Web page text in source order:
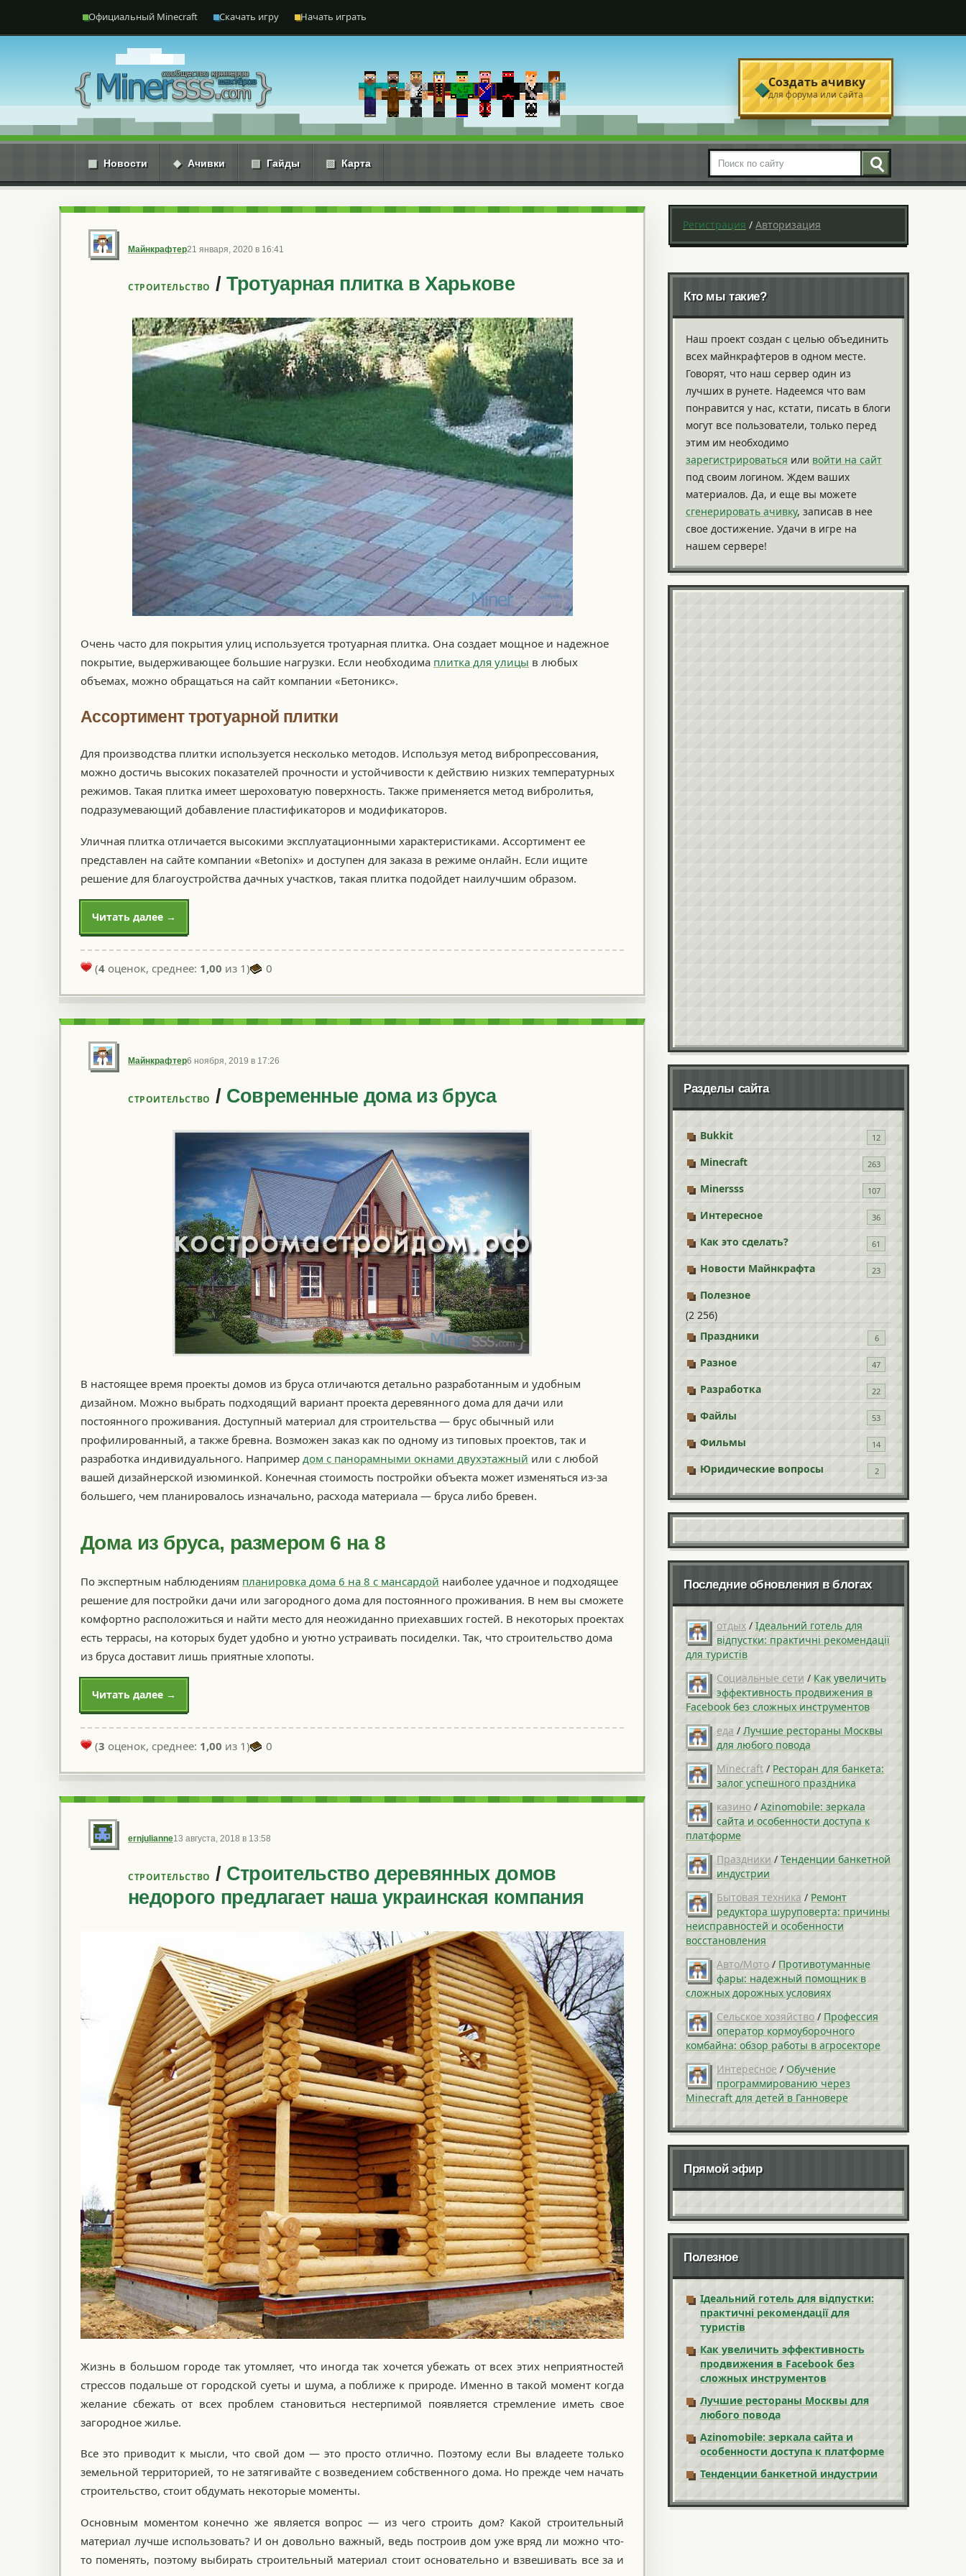
Официальный Minecraft Скачать игру Начать играть
◆Создать ачивку
для форума или сайта
▦ Новости ◆ Ачивки ▤ Гайды ▧ Карта Поиск по сайту
Майнкрафтер21 января, 2020 в 16:41
CТРОИТЕЛЬСТВО / Тротуарная плитка в Харькове
Очень часто для покрытия улиц используется тротуарная плитка. Она создает мощное и надежное
покрытие, выдерживающее большие нагрузки. Если необходима плитка для улицы в любых
объемах, можно обращаться на сайт компании «Бетоникс».
Ассортимент тротуарной плитки
Для производства плитки используется несколько методов. Используя метод вибропрессования,
можно достичь высоких показателей прочности и устойчивости к действию низких температурных
режимов. Такая плитка имеет шероховатую поверхность. Также применяется метод вибролитья,
подразумевающий добавление пластификаторов и модификаторов.
Уличная плитка отличается высокими эксплуатационными характеристиками. Ассортимент ее
представлен на сайте компании «Betonix» и доступен для заказа в режиме онлайн. Если ищите
решение для благоустройства дачных участков, такая плитка подойдет наилучшим образом.
Читать далее →
(4 оценок, среднее: 1,00 из 1) 0
Майнкрафтер6 ноября, 2019 в 17:26
CТРОИТЕЛЬСТВО / Современные дома из бруса
В настоящее время проекты домов из бруса отличаются детально разработанным и удобным
дизайном. Можно выбрать подходящий вариант проекта деревянного дома для дачи или
постоянного проживания. Доступный материал для строительства — брус обычный или
профилированный, а также бревна. Возможен заказ как по одному из типовых проектов, так и
разработка индивидуального. Например дом с панорамными окнами двухэтажный или с любой
вашей дизайнерской изюминкой. Конечная стоимость постройки объекта может изменяться из-за
большего, чем планировалось изначально, расхода материала — бруса либо бревен.
Дома из бруса, размером 6 на 8
По экспертным наблюдениям планировка дома 6 на 8 с мансардой наиболее удачное и подходящее
решение для постройки дачи или загородного дома для постоянного проживания. В нем вы сможете
комфортно расположиться и найти место для неожиданно приехавших гостей. В некоторых проектах
есть террасы, на которых будет удобно и уютно устраивать посиделки. Так, что строительство дома
из бруса доставит лишь приятные хлопоты.
Читать далее →
(3 оценок, среднее: 1,00 из 1) 0
ernjulianne13 августа, 2018 в 13:58
CТРОИТЕЛЬСТВО / Строительство деревянных домов
недорого предлагает наша украинская компания
Жизнь в большом городе так утомляет, что иногда так хочется убежать от всех этих неприятностей
стрессов подальше от городской суеты и шума, а поближе к природе. Именно в такой момент когда
желание сбежать от всех проблем становиться нестерпимой появляется стремление иметь свое
загородное жилье.
Все это приводит к мысли, что свой дом — это просто отлично. Поэтому если Вы владеете только
земельной территорией, то не затягивайте с возведением собственного дома. Но прежде чем начать
строительство, стоит обдумать некоторые моменты.
Основным моментом конечно же является вопрос — из чего строить дом? Какой строительный
материал лучше использовать? И он довольно важный, ведь построив дом уже вряд ли можно что-
то поменять, поэтому выбирать строительный материал стоит основательно и взвешивать все за и
Регистрация / Авторизация
Кто мы такие?
Наш проект создан с целью объединить
всех майнкрафтеров в одном месте.
Говорят, что наш сервер один из
лучших в рунете. Надеемся что вам
понравится у нас, кстати, писать в блоги
могут все пользователи, только перед
этим им необходимо
зарегистрироваться или войти на сайт
под своим логином. Ждем ваших
материалов. Да, и еще вы можете
сгенерировать ачивку, записав в нее
свое достижение. Удачи в игре на
нашем сервере!
Разделы сайта
Bukkit 12
Minecraft 263
Minersss 107
Интересное 36
Как это сделать? 61
Новости Майнкрафта 23
Полезное
(2 256)
Праздники
6
Разное 47
Разработка 22
Файлы 53
Фильмы 14
Юридические вопросы 2
Последние обновления в блогах
отдых / Ідеальний готель для
відпустки: практичні рекомендації
для туристів
Социальные сети / Как увеличить
эффективность продвижения в
Facebook без сложных инструментов
еда / Лучшие рестораны Москвы
для любого повода
Minecraft / Ресторан для банкета:
залог успешного праздника
казино / Azinomobile: зеркала
сайта и особенности доступа к
платформе
Праздники / Тенденции банкетной
индустрии
Бытовая техника / Ремонт
редуктора шуруповерта: причины
неисправностей и особенности
восстановления
Авто/Мото / Противотуманные
фары: надежный помощник в
сложных дорожных условиях
Сельское хозяйство / Профессия
оператор кормоуборочного
комбайна: обзор работы в агросекторе
Интересное / Обучение
программированию через
Minecraft для детей в Ганновере
Прямой эфир
Полезное
Ідеальний готель для відпустки:
практичні рекомендації для
туристів
Как увеличить эффективность
продвижения в Facebook без
сложных инструментов
Лучшие рестораны Москвы для
любого повода
Azinomobile: зеркала сайта и
особенности доступа к платформе
Тенденции банкетной индустрии